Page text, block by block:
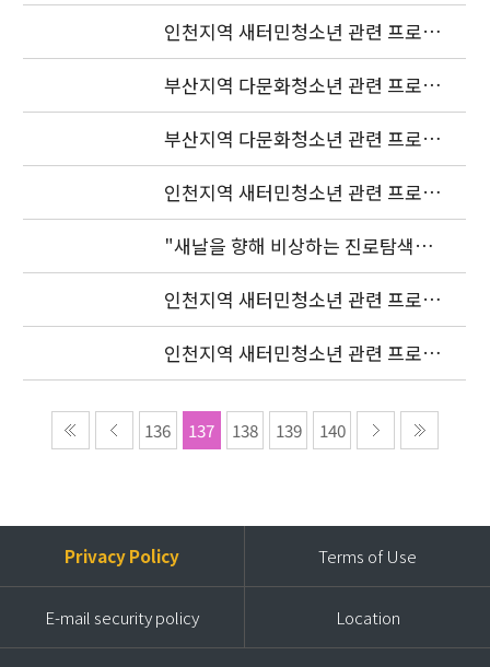
인천지역 새터민청소년 관련 프로젝
트 조정자 모집 재공고
부산지역 다문화청소년 관련 프로젝
트 조정자 최종 합격자 발표
부산지역 다문화청소년 관련 프로젝
트 조정자 1차 서류전형 합격자 발표
인천지역 새터민청소년 관련 프로젝
트 조정자 모집 발표
"새날을 향해 비상하는 진로탐색여
행"(장소변경)
인천지역 새터민청소년 관련 프로젝
트 조정자 모집 발표 연기
인천지역 새터민청소년 관련 프로젝
트 조정자 모집공고
136 137 138 139 140
Privacy Policy Terms of Use
E-mail security policy Location